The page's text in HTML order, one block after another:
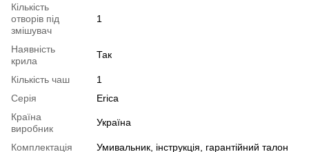
Кількість
отворів під
змішувач
1
Наявність
крила
Так
Кількість чаш
1
Серія
Erica
Країна
виробник
Україна
Комплектація
Умивальник, інструкція, гарантійний талон